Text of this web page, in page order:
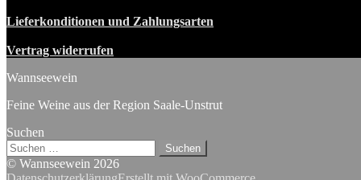
Lieferkonditionen und Zahlungsarten
Vertrag widerrufen
Wannseewein
Feine Weine aus der Region Saale-Unstrut
Suchen
Suchen
nach:
© Wannseewein 2026